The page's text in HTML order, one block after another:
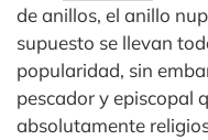
de anillos, el anillo
supuesto se llevan
popularidad, sin
pescador y episcopal
absolutamente